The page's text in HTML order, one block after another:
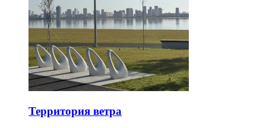
Территория ветра